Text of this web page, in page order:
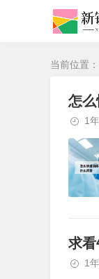
当前位置：
怎
1
求
1